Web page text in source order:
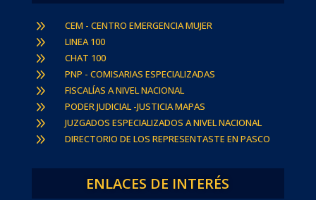
9 CEM - CENTRO EMERGENCIA MUJER
9 LINEA 100
9 CHAT 100
9 PNP - COMISARIAS ESPECIALIZADAS
9 FISCALÍAS A NIVEL NACIONAL
9 PODER JUDICIAL -JUSTICIA MAPAS
9 JUZGADOS ESPECIALIZADOS A NIVEL NACIONAL
9 DIRECTORIO DE LOS REPRESENTASTE EN PASCO
ENLACES DE INTERÉS